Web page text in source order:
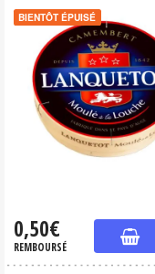
BIENTÔT ÉPUISÉ
0,50€
REMBOURSÉ